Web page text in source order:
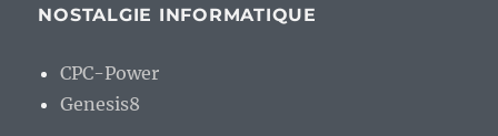
NOSTALGIE INFORMATIQUE
CPC-Power
Genesis8